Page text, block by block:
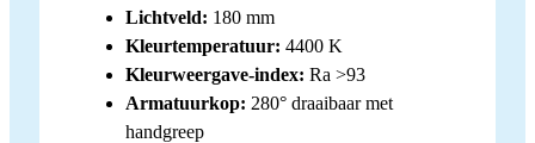
Lichtveld: 180 mm
Kleurtemperatuur: 4400 K
Kleurweergave-index: Ra >93
Armatuurkop: 280° draaibaar met
handgreep